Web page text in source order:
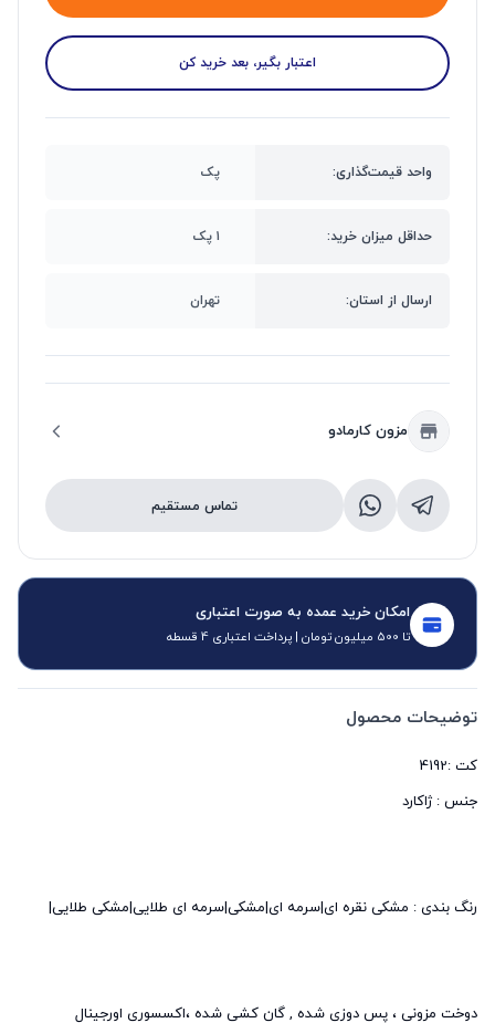
اعتبار بگیر، بعد خرید کن
واحد قیمت‌گذاری: پک
حداقل میزان خرید: ۱ پک
ارسال از استان: تهران
مزون کارمادو
تماس مستقیم
امکان خرید عمده به صورت اعتباری
تا 500 میلیون تومان | پرداخت اعتباری 4 قسطه
توضیحات محصول